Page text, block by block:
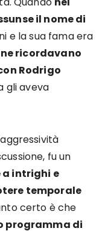
il nome di
e la sua fama era
ne ricordavano
Rodrigo
gli aveva
fu un
a intrighi e
temporale
certo è che
programma di